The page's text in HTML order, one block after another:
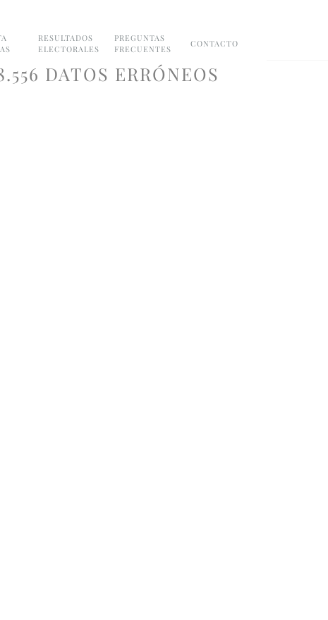
RESULTADOS
ELECTORALES
PREGUNTAS
FRECUENTES
CONTACTO
DATOS ERRÓNEOS